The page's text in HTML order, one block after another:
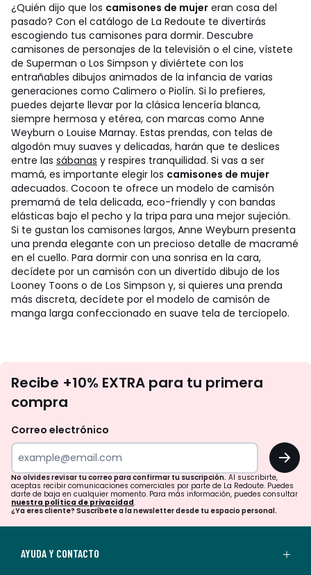
¿Quién dijo que los camisones de mujer eran cosa del
pasado? Con el catálogo de La Redoute te divertirás
escogiendo tus camisones para dormir. Descubre
camisones de personajes de la televisión o el cine, vístete
de Superman o Los Simpson y diviértete con los
entrañables dibujos animados de la infancia de varias
generaciones como Calimero o Piolín. Si lo prefieres,
puedes dejarte llevar por la clásica lencería blanca,
siempre hermosa y etérea, con marcas como Anne
Weyburn o Louise Marnay. Estas prendas, con telas de
algodón muy suaves y delicadas, harán que te deslices
entre las sábanas y respires tranquilidad. Si vas a ser
mamá, es importante elegir los camisones de mujer
adecuados. Cocoon te ofrece un modelo de camisón
premamá de tela delicada, eco-friendly y con bandas
elásticas bajo el pecho y la tripa para una mejor sujeción.
Si te gustan los camisones largos, Anne Weyburn presenta
una prenda elegante con un precioso detalle de macramé
en el cuello. Para dormir con una sonrisa en la cara,
decídete por un camisón con un divertido dibujo de los
Looney Toons o de Los Simpson y, si quieres una prenda
más discreta, decídete por el modelo de camisón de
manga larga confeccionado en suave tela de terciopelo.
te
tu
para
confirmar
tu
suscripción.
Recibe +10% EXTRA para tu primera
compra
Correo electrónico
OK
No olvides revisar tu correo para confirmar tu suscripción. Al suscribirte,
aceptas recibir comunicaciones comerciales por parte de La Redoute. Puedes
darte de baja en cualquier momento. Para más información, puedes consultar
nuestra política de privacidad.
¿Ya eres cliente? Suscríbete a la newsletter desde tu espacio personal.
AYUDA Y CONTACTO